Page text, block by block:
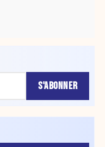
S'ABONNER